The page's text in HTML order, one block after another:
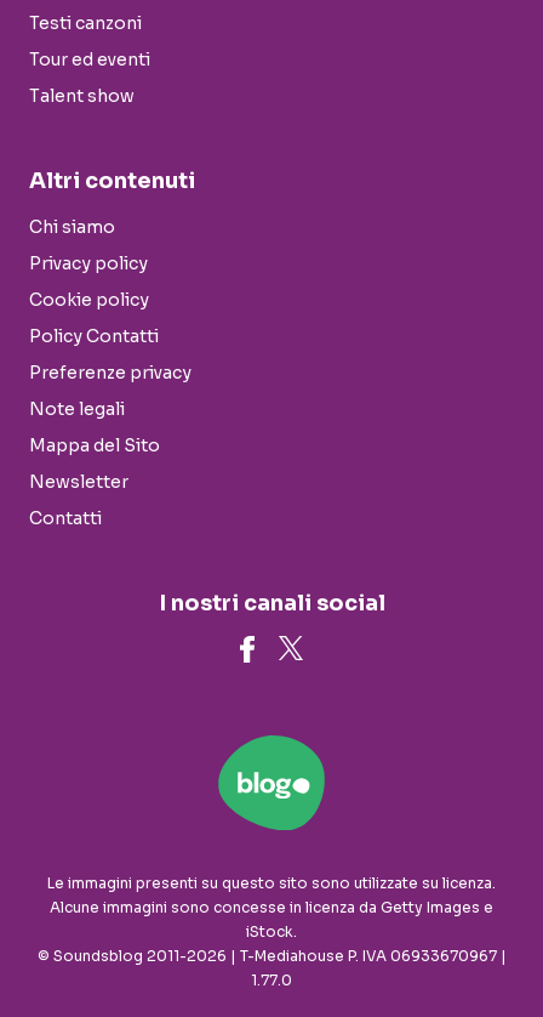
Testi canzoni
Tour ed eventi
Talent show
Altri contenuti
Chi siamo
Privacy policy
Cookie policy
Policy Contatti
Preferenze privacy
Note legali
Mappa del Sito
Newsletter
Contatti
I nostri canali social
Le immagini presenti su questo sito sono utilizzate su licenza.
Alcune immagini sono concesse in licenza da Getty Images e
iStock.
© Soundsblog 2011-2026 | T-Mediahouse P. IVA 06933670967 |
1.77.0